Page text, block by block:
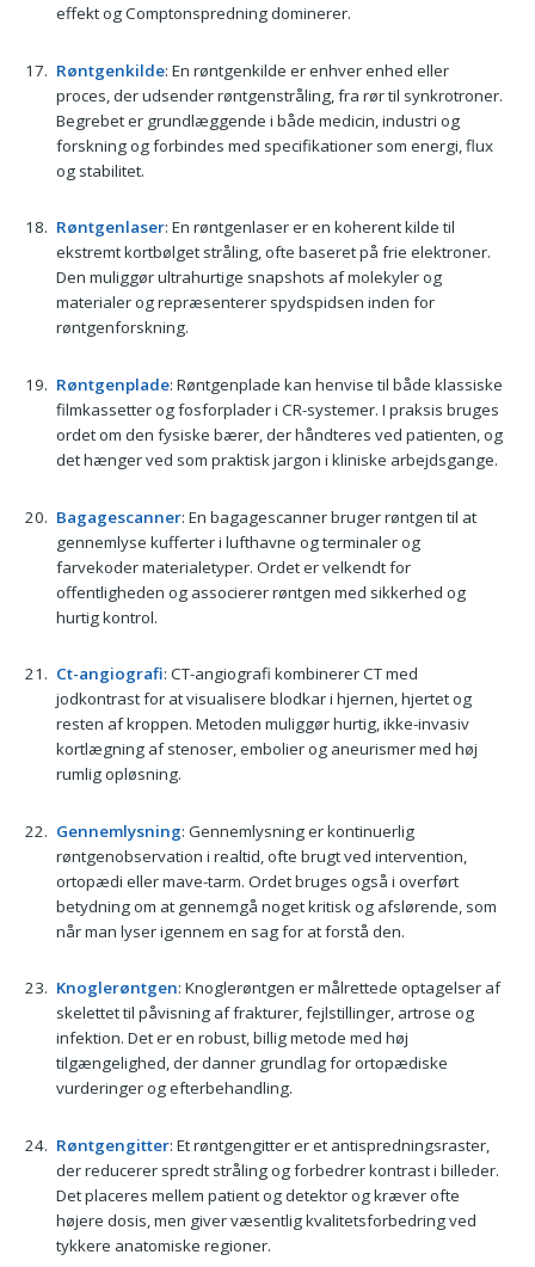
effekt og Comptonspredning dominerer.
Røntgenkilde: En røntgenkilde er enhver enhed eller
proces, der udsender røntgenstråling, fra rør til synkrotroner.
Begrebet er grundlæggende i både medicin, industri og
forskning og forbindes med specifikationer som energi, flux
og stabilitet.
Røntgenlaser: En røntgenlaser er en koherent kilde til
ekstremt kortbølget stråling, ofte baseret på frie elektroner.
Den muliggør ultrahurtige snapshots af molekyler og
materialer og repræsenterer spydspidsen inden for
røntgenforskning.
Røntgenplade: Røntgenplade kan henvise til både klassiske
filmkassetter og fosforplader i CR-systemer. I praksis bruges
ordet om den fysiske bærer, der håndteres ved patienten, og
det hænger ved som praktisk jargon i kliniske arbejdsgange.
Bagagescanner: En bagagescanner bruger røntgen til at
gennemlyse kufferter i lufthavne og terminaler og
farvekoder materialetyper. Ordet er velkendt for
offentligheden og associerer røntgen med sikkerhed og
hurtig kontrol.
Ct-angiografi: CT-angiografi kombinerer CT med
jodkontrast for at visualisere blodkar i hjernen, hjertet og
resten af kroppen. Metoden muliggør hurtig, ikke-invasiv
kortlægning af stenoser, embolier og aneurismer med høj
rumlig opløsning.
Gennemlysning: Gennemlysning er kontinuerlig
røntgenobservation i realtid, ofte brugt ved intervention,
ortopædi eller mave-tarm. Ordet bruges også i overført
betydning om at gennemgå noget kritisk og afslørende, som
når man lyser igennem en sag for at forstå den.
Knoglerøntgen: Knoglerøntgen er målrettede optagelser af
skelettet til påvisning af frakturer, fejlstillinger, artrose og
infektion. Det er en robust, billig metode med høj
tilgængelighed, der danner grundlag for ortopædiske
vurderinger og efterbehandling.
Røntgengitter: Et røntgengitter er et antispredningsraster,
der reducerer spredt stråling og forbedrer kontrast i billeder.
Det placeres mellem patient og detektor og kræver ofte
højere dosis, men giver væsentlig kvalitetsforbedring ved
tykkere anatomiske regioner.